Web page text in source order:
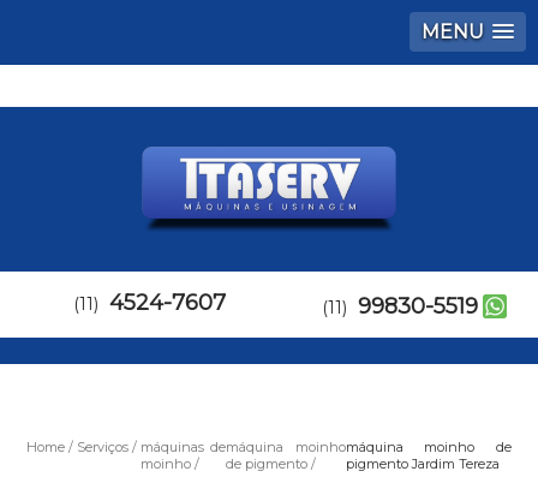
MENU
(11) 4524-7607 (11) 99830-5519
Home Serviços
máquinas de
moinho
máquina moinho
de pigmento
máquina moinho de
pigmento Jardim Tereza